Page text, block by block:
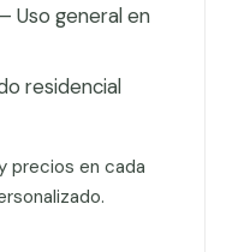
Uso general en
residencial
precios en cada